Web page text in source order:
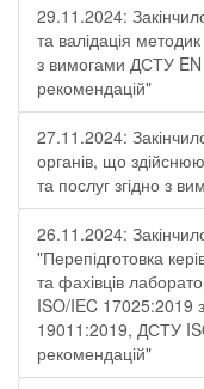
29.11.2024:
та валідація
з вимогами ДСТУ
рекомендацій"
27.11.2024:
органів, що
та послуг згідно з
26.11.2024:
"Перепідготовка
та фахівців
ISO/IEC 17025:2019
19011:2019, ДСТУ
рекомендацій"